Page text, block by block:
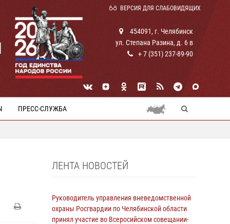
ВЕРСИЯ ДЛЯ СЛАБОВИДЯЩИХ
454091, г. Челябинск
ул. Степана Разина, д. 6 в
+ 7 (351) 237-89-90
ПРЕСС-СЛУЖБА
ЛЕНТА НОВОСТЕЙ
Руководитель управления вневедомственной
охраны Росгвардии по Челябинской области
принял участие во Всеросийском совещании-